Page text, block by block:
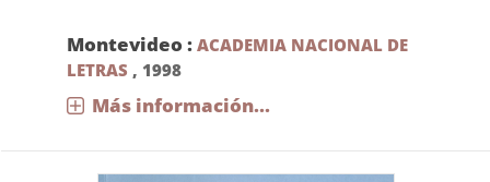
Montevideo : ACADEMIA NACIONAL DE
LETRAS , 1998
Más información...